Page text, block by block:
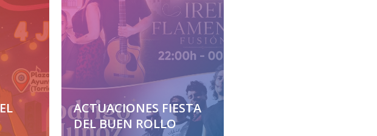
ACTUACIONES FIESTA
DEL BUEN ROLLO